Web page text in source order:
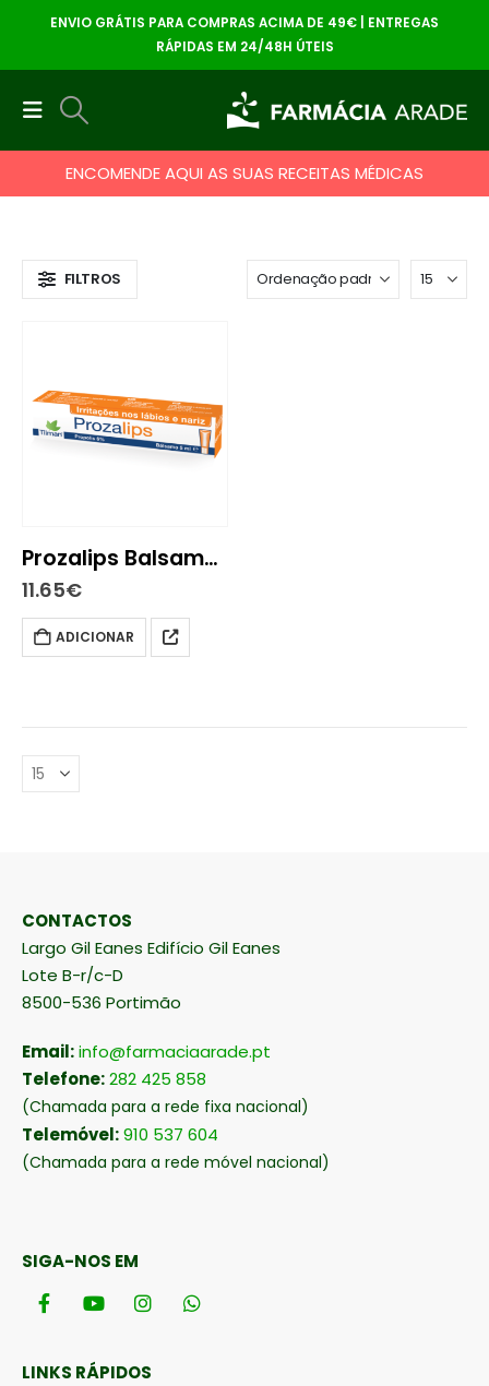
ENVIO GRÁTIS PARA COMPRAS ACIMA DE 49€ | ENTREGAS
RÁPIDAS EM 24/48H ÚTEIS
ENCOMENDE AQUI AS SUAS RECEITAS MÉDICAS
FILTROS
Prozalips Balsamo Labios e Nariz 5 ml
11.65€
ADICIONAR
CONTACTOS
Largo Gil Eanes Edifício Gil Eanes
Lote B-r/c-D
8500-536 Portimão
Email:info@farmaciaarade.pt
Telefone:282 425 858
(Chamada para a rede fixa nacional)
Telemóvel:910 537 604
(Chamada para a rede móvel nacional)
SIGA-NOS EM
LINKS RÁPIDOS